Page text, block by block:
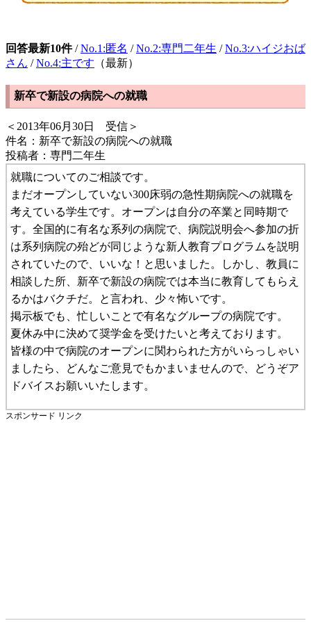
回答最新10件/No.1:匿名 /No.2:専門二年生 /No.3:ハイジおば
さん /No.4:主です （最新）
新卒で新設の病院への就職
＜2013年06月30日 受信＞
件名：新卒で新設の病院への就職
投稿者：専門二年生
就職についてのご相談です。
まだオープンしていない300床弱の急性期病院への就職を
考えている学生です。オープンは自分の卒業と同時期で
す。全国的に有名な系列の病院で、病院説明会へ参加の折
は系列病院の殆どが同じような新人教育プログラムを説明
されていたので、いいな！と思いました。しかし、教員に
相談した所、新卒で新設の病院では本当に教育してもらえ
るかはバクチだ。と言われ、少々怖いです。
掲示板でも、忙しいことで有名なグループの病院です。
夏休み中に決めて奨学金を受けたいと考えております。
皆様の中で病院のオープンに関わられた方がいらっしゃい
ましたら、どんなご意見でもかまいませんので、どうぞア
ドバイスお願いいたします。
スポンサード リンク